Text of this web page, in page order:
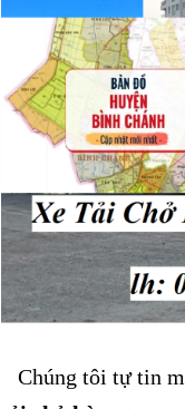
Chúng tôi tự tin